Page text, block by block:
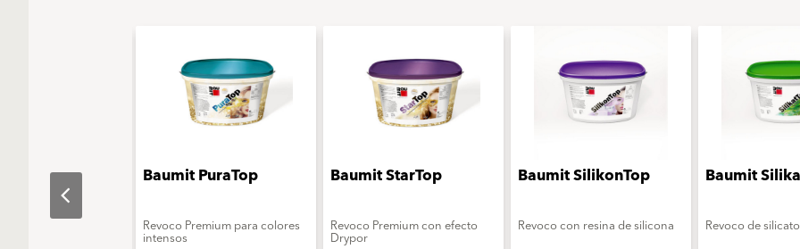
Baumit PuraTop
Revoco Premium para colores
intensos
Baumit StarTop
Revoco Premium con efecto
Drypor
Baumit SilikonTop
Revoco con resina de silicona
Baumit
Revoco de silicato